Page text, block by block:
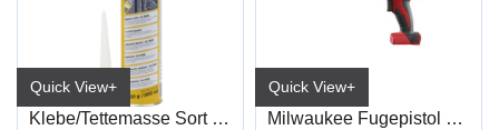
Quick View+
Klebe/Tettemasse Sort (300ml) K195
Quick View+
Milwaukee Fugepistol 310 Ml